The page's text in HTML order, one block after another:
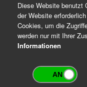
Diese Website benutzt
der Website
Cookies, um die
werden nur mit Ihrer
Informationen